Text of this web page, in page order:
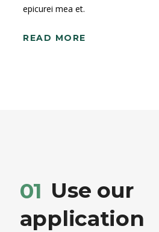
epicurei mea et.
READ MORE
01 Use our
application